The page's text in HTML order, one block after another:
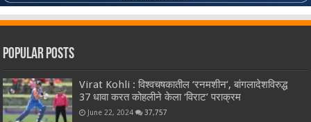
Popular Posts
Virat Kohli : विश्वचषकातील ‘रनमशीन’, बांगलादेशविरुद्ध
37 धावा करत कोहलीने केला ‘विराट’ पराक्रम
June 22, 2024 37,757